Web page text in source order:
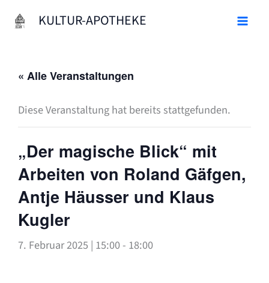
Inhalt
KULTUR-APOTHEKE
« Alle Veranstaltungen
Diese Veranstaltung hat bereits stattgefunden.
„Der magische Blick“ mit
Arbeiten von Roland Gäfgen,
Antje Häusser und Klaus
Kugler
7. Februar 2025 | 15:00- 18:00